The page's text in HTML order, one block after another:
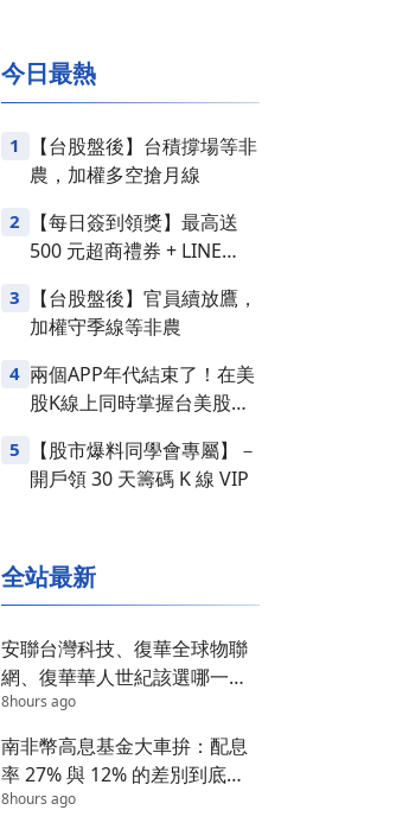
今日最熱
1
【台股盤後】台積撐場等非
農，加權多空搶月線
2
【每日簽到領獎】最高送
500 元超商禮券 + LINE
3
【台股盤後】官員續放鷹，
加權守季線等非農
4 兩個APP年代結束了！在美
股K線上同時掌握台美股損
5
【股市爆料同學會專屬】－
開戶領 30 天籌碼 K 線 VIP
全站最新
安聯台灣科技、復華全球物聯
網、復華華人世紀該選哪一
檔？答案在這 3 個維度
8hours ago
南非幣高息基金大車拚：配息
率 27% 與 12% 的差別到底在
哪？
8hours ago